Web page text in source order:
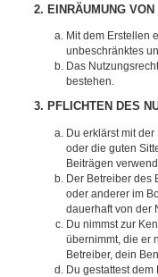
2. EINRÄUMUNG VON
Mit dem Erstellen
unbeschränktes
Das
bestehen.
3. PFLICHTEN DES
Du erklärst mit
oder die guten
Beiträgen
Der Betreiber des
oder anderer im
dauerhaft von der
Du nimmst zur
übernimmt, die er
Betreiber, dein
Du gestattest